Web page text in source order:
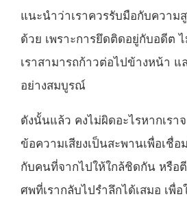
แนะนำว่าเราควรรับมือกับความ
ด้วย เพราะการยึดติดอยู่กับอดีต
เราสามารถก้าวต่อไปข้างหน้า แ
อย่างสมบูรณ์
ดังนั้นแล้ว คงไม่ผิดอะไรหากเรา
ข้อความเสียงเป็นสะพานเพื่อเชื่อ
กับคนที่จากไปให้ใกล้ชิดกัน หรือ
ศพที่เรากลับไปรำลึกได้เสมอ เพื่